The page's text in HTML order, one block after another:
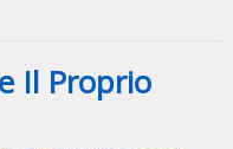
Il Proprio